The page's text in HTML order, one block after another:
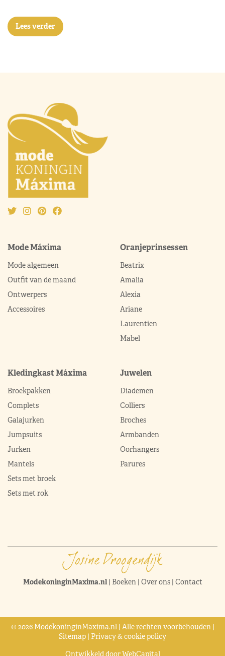
Lees verder
Mode Máxima
Mode algemeen
Outfit van de maand
Ontwerpers
Accessoires
Oranjeprinsessen
Beatrix
Amalia
Alexia
Ariane
Laurentien
Mabel
Kledingkast Máxima
Broekpakken
Complets
Galajurken
Jumpsuits
Jurken
Mantels
Sets met broek
Sets met rok
Juwelen
Diademen
Colliers
Broches
Armbanden
Oorhangers
Parures
ModekoninginMaxima.nl| Boeken| Over ons| Contact
© 2026 ModekoninginMaxima.nl | Alle rechten voorbehouden |
Sitemap | Privacy & cookie policy
Ontwikkeld doorWebCapital